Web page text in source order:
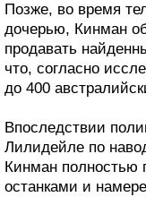
Позже, во время
дочерью, Кинман
продавать
что, согласно
до 400
Впоследствии
Лилидейле по
Кинман полностью
останками и